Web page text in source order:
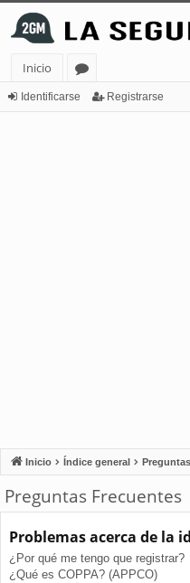
Inicio
or
Identificarse Registrarse
Inicio Índice general
Preguntas Frecuentes
Problemas acerca de la
¿Por qué me tengo que registrar?
¿Qué es COPPA? (APPCO)